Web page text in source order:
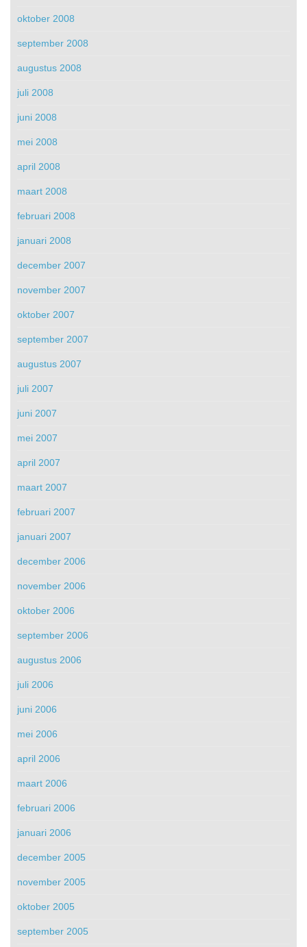
oktober 2008
september 2008
augustus 2008
juli 2008
juni 2008
mei 2008
april 2008
maart 2008
februari 2008
januari 2008
december 2007
november 2007
oktober 2007
september 2007
augustus 2007
juli 2007
juni 2007
mei 2007
april 2007
maart 2007
februari 2007
januari 2007
december 2006
november 2006
oktober 2006
september 2006
augustus 2006
juli 2006
juni 2006
mei 2006
april 2006
maart 2006
februari 2006
januari 2006
december 2005
november 2005
oktober 2005
september 2005